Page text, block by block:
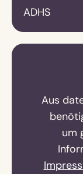
ADHS
Aus
um